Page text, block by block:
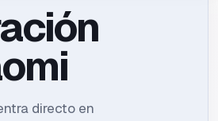
directo en